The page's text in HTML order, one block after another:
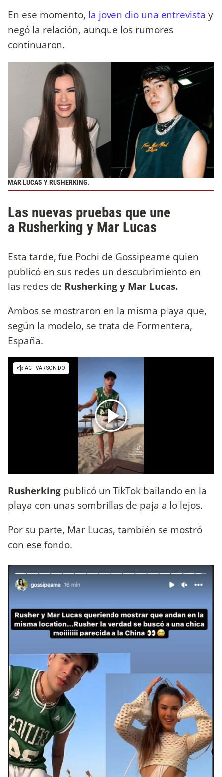
En ese momento, la joven dio una entrevista y
negó la relación, aunque los rumores
continuaron.
MAR LUCAS Y RUSHERKING.
Las nuevas pruebas que une
a Rusherking y Mar Lucas
Esta tarde, fue Pochi de Gossipeame quien
publicó en sus redes un descubrimiento en
las redes de Rusherking y Mar Lucas.
Ambos se mostraron en la misma playa que,
según la modelo, se trata de Formentera,
España.
Rusherking publicó un TikTok bailando en la
playa con unas sombrillas de paja a lo lejos.
Por su parte, Mar Lucas, también se mostró
con ese fondo.